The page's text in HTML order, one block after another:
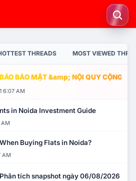
THREADS MOST VIEWED
BẢO MẬT &amp; NỘI QUY CỘNG
6:07 AM
in Noida Investment Guide
AM
Buying Flats in Noida?
AM
tích snapshot ngày 06/08/2026